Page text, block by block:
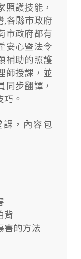
照護技能，
,各縣市政府
市政府都有
安心暨法令
補助的照護
師授課，並
同步翻譯，
。
，內容包
背
害的方法